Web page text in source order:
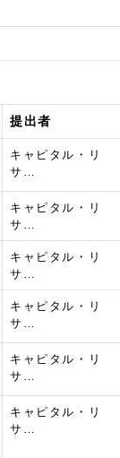
提出者
キャピタル・リ
サ…
キャピタル・リ
サ…
キャピタル・リ
サ…
キャピタル・リ
サ…
キャピタル・リ
サ…
キャピタル・リ
サ…